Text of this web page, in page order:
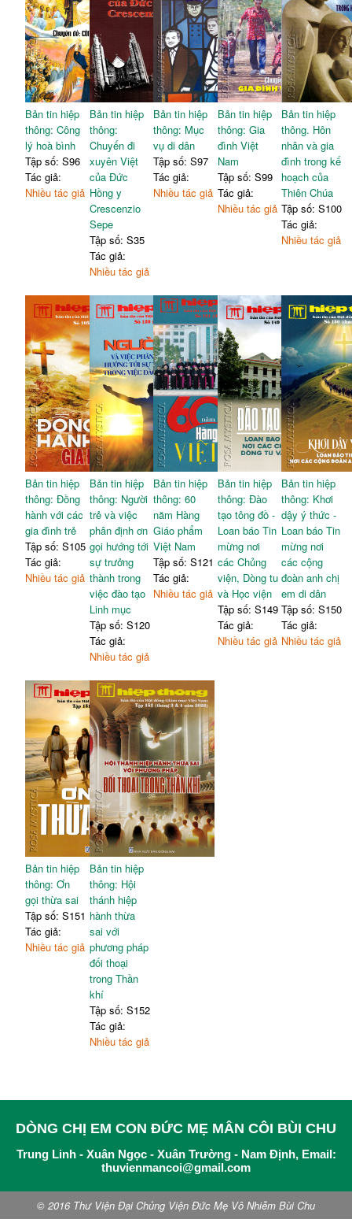
Bản tin hiệp
thông: Công
lý hoà bình
Tập số: S96
Tác giả:
Nhiều tác giả
Bản tin hiệp
thông:
Chuyến đi
xuyên Việt
của Đức
Hồng y
Crescenzio
Sepe
Tập số: S35
Tác giả:
Nhiều tác giả
Bản tin hiệp
thông: Mục
vụ di dân
Tập số: S97
Tác giả:
Nhiều tác giả
Bản tin hiệp
thông: Gia
đình Việt
Nam
Tập số: S99
Tác giả:
Nhiều tác giả
Bản tin hiệp
thông. Hôn
nhân và gia
đình trong kế
hoạch của
Thiên Chúa
Tập số: S100
Tác giả:
Nhiều tác giả
Bản tin hiệp
thông: Đồng
hành với các
gia đình trẻ
Tập số: S105
Tác giả:
Nhiều tác giả
Bản tin hiệp
thông: Người
trẻ và việc
phân định ơn
gọi hướng tới
sự trưởng
thành trong
việc đào tạo
Linh mục
Tập số: S120
Tác giả:
Nhiều tác giả
Bản tin hiệp
thông: 60
năm Hàng
Giáo phẩm
Việt Nam
Tập số: S121
Tác giả:
Nhiều tác giả
Bản tin hiệp
thông: Đào
tạo tông đồ -
Loan báo Tin
mừng nơi
các Chủng
viện, Dòng tu
và Học viện
Tập số: S149
Tác giả:
Nhiều tác giả
Bản tin hiệp
thông: Khơi
dậy ý thức -
Loan báo Tin
mừng nơi
các cộng
đoàn anh chị
em di dân
Tập số: S150
Tác giả:
Nhiều tác giả
Bản tin hiệp
thông: Ơn
gọi thừa sai
Tập số: S151
Tác giả:
Nhiều tác giả
Bản tin hiệp
thông: Hội
thánh hiệp
hành thừa
sai với
phương pháp
đối thoại
trong Thần
khí
Tập số: S152
Tác giả:
Nhiều tác giả
DÒNG CHỊ EM CON ĐỨC MẸ MÂN CÔI BÙI CHU
Trung Linh - Xuân Ngọc - Xuân Trường - Nam Định, Email:
thuvienmancoi@gmail.com
© 2016 Thư Viện Đại Chủng Viện Đức Mẹ Vô Nhiễm Bùi Chu